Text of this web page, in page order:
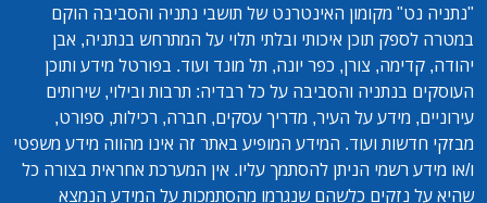
"נתניה נט" מקומון האינטרנט של תושבי נתניה והסביבה הוקם
במטרה לספק תוכן איכותי ובלתי תלוי על המתרחש בנתניה, אבן
יהודה, קדימה, צורן, כפר יונה, תל מונד ועוד. בפורטל מידע ותוכן
העוסקים בנתניה והסביבה על כל רבדיה: תרבות ובילוי, שירותים
עירוניים, מידע על העיר, מדריך עסקים, חברה, רכילות, ספורט,
מבזקי חדשות ועוד. המידע המופיע באתר זה אינו מהווה מידע משפטי
ו/או מידע רשמי הניתן להסתמך עליו. אין המערכת אחראית בצורה כל
שהיא על נזקים כלשהם שנגרמו מהסתמכות על המידע הנמצא